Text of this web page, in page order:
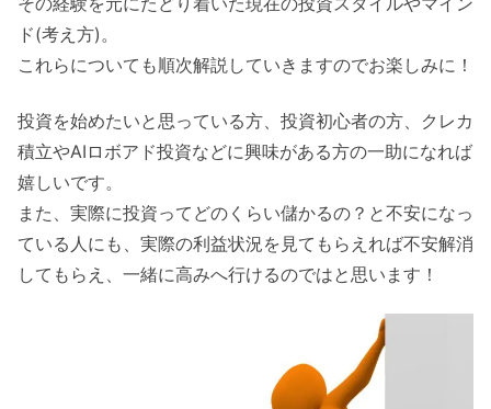
ド(考え方)。
これらについても順次解説していきますのでお楽しみに！
投資を始めたいと思っている方、投資初心者の方、クレカ
積立やAIロボアド投資などに興味がある方の一助になれば
嬉しいです。
また、実際に投資ってどのくらい儲かるの？と不安になっ
ている人にも、実際の利益状況を見てもらえれば不安解消
してもらえ、一緒に高みへ行けるのではと思います！